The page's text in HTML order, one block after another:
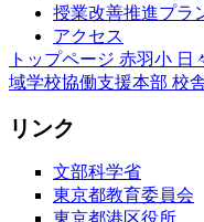
授業改善推進プラ
アクセス
トップページ 赤羽小 日
域学校協働支援本部 校
リンク
文部科学省
東京都教育委員会